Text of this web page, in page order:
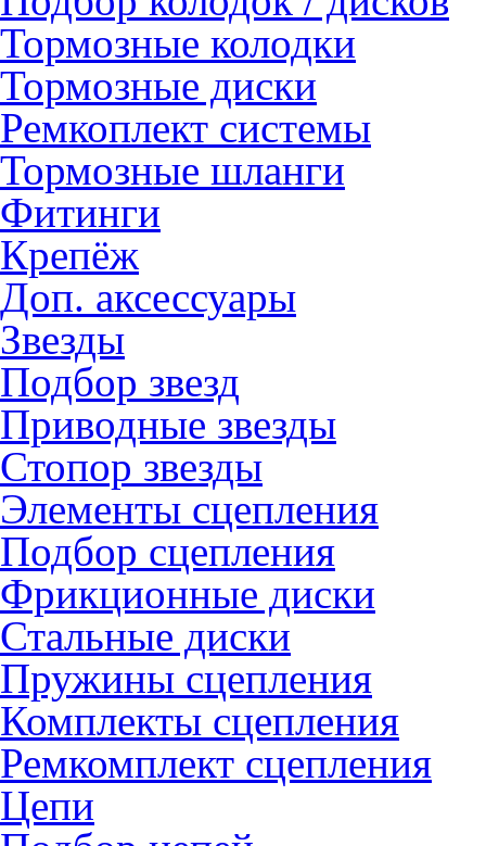
Тормозные колодки
Тормозные диски
Ремкоплект системы
Тормозные шланги
Фитинги
Крепёж
Доп. аксессуары
Звезды
Подбор звезд
Приводные звезды
Стопор звезды
Элементы сцепления
Подбор сцепления
Фрикционные диски
Стальные диски
Пружины сцепления
Комплекты сцепления
Ремкомплект сцепления
Цепи